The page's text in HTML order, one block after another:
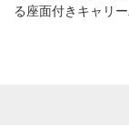
る座面付きキャリ